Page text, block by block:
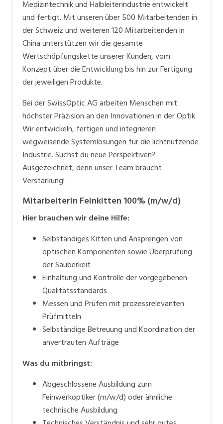
Medizintechnik und Halbleiterindustrie entwickelt
und fertigt. Mit unseren über 500 Mitarbeitenden in
der Schweiz und weiteren 120 Mitarbeitenden in
China unterstützen wir die gesamte
Wertschöpfungskette unserer Kunden, vom
Konzept über die Entwicklung bis hin zur Fertigung
der jeweiligen Produkte.
Bei der SwissOptic AG arbeiten Menschen mit
höchster Präzision an den Innovationen in der Optik.
Wir entwickeln, fertigen und integrieren
wegweisende Systemlösungen für die lichtnutzende
Industrie. Suchst du neue Perspektiven?
Ausgezeichnet, denn unser Team braucht
Verstärkung!
Mitarbeiterin Feinkitten 100% (m/w/d)
Hier brauchen wir deine Hilfe:
Selbständiges Kitten und Ansprengen von
optischen Komponenten sowie Überprüfung
der Sauberkeit
Einhaltung und Kontrolle der vorgegebenen
Qualitätsstandards
Messen und Prüfen mit prozessrelevanten
Prüfmitteln
Selbständige Betreuung und Koordination der
anvertrauten Aufträge
Was du mitbringst:
Abgeschlossene Ausbildung zum
Feinwerkoptiker (m/w/d) oder ähnliche
technische Ausbildung